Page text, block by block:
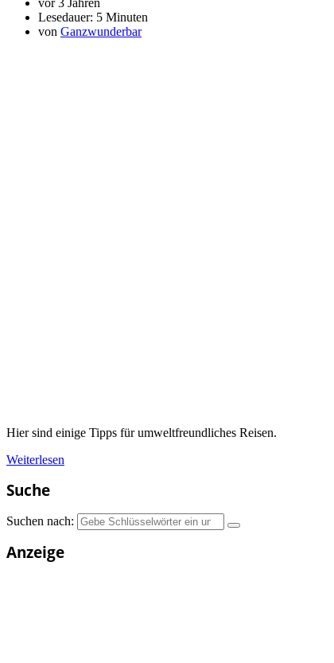
vor 3 Jahren
Lesedauer: 5 Minuten
von Ganzwunderbar
Hier sind einige Tipps für umweltfreundliches Reisen.
Weiterlesen
Suche
Suchen nach:
Anzeige